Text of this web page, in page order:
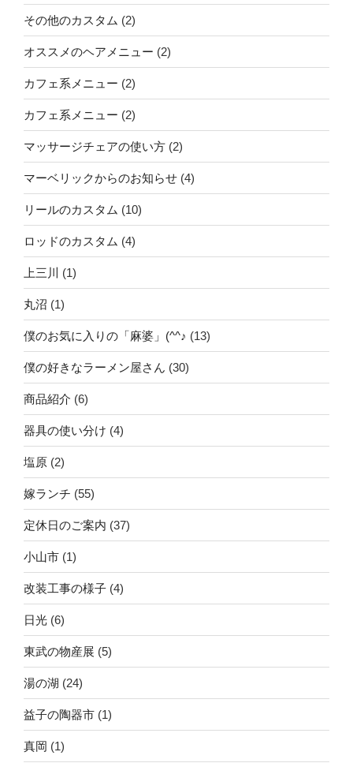
その他のカスタム (2)
オススメのヘアメニュー (2)
カフェ系メニュー (2)
カフェ系メニュー (2)
マッサージチェアの使い方 (2)
マーベリックからのお知らせ (4)
リールのカスタム (10)
ロッドのカスタム (4)
上三川 (1)
丸沼 (1)
僕のお気に入りの「麻婆」(^^♪ (13)
僕の好きなラーメン屋さん (30)
商品紹介 (6)
器具の使い分け (4)
塩原 (2)
嫁ランチ (55)
定休日のご案内 (37)
小山市 (1)
改装工事の様子 (4)
日光 (6)
東武の物産展 (5)
湯の湖 (24)
益子の陶器市 (1)
真岡 (1)